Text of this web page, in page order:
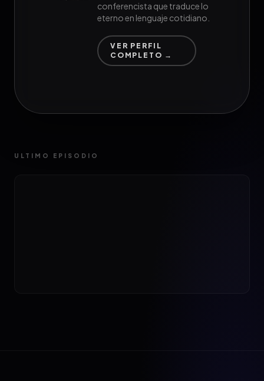
conferencista que traduce lo
eterno en lenguaje cotidiano.
VER PERFIL
COMPLETO →
ULTIMO EPISODIO